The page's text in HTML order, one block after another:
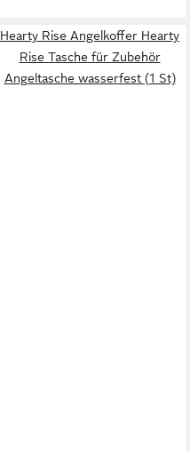
Hearty Rise Angelkoffer Hearty
Rise Tasche für Zubehör
Angeltasche wasserfest (1 St)